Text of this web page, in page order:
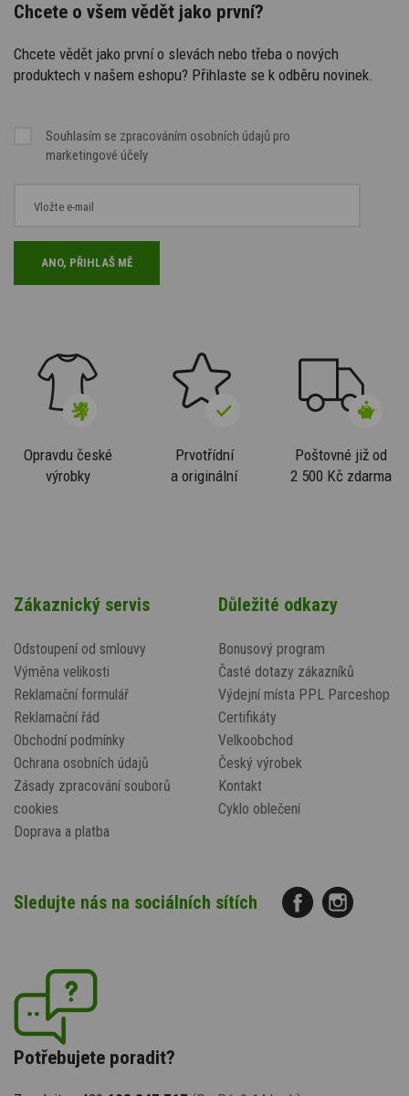
Chcete o všem vědět jako první?
Chcete vědět jako první o slevách nebo třeba o nových
produktech v našem eshopu? Přihlaste se k odběru novinek.
Souhlasím se zpracováním osobních údajů pro
marketingové účely
Opravdu české
výrobky
Prvotřídní
a originální
Poštovné již od
2 500 Kč zdarma
Zákaznický servis
Odstoupení od smlouvy
Výměna velikosti
Reklamační formulář
Reklamační řád
Obchodní podmínky
Ochrana osobních údajů
Zásady zpracování souborů
cookies
Doprava a platba
Důležité odkazy
Bonusový program
Časté dotazy zákazníků
Výdejní místa PPL Parceshop
Certifikáty
Velkoobchod
Český výrobek
Kontakt
Cyklo oblečení
Sledujte nás na sociálních sítích
Potřebujete poradit?